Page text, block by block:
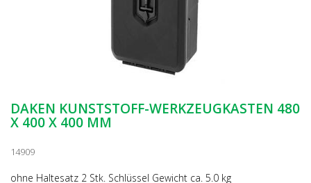
DAKEN KUNSTSTOFF-WERKZEUGKASTEN 480
X 400 X 400 MM
14909
ohne Haltesatz 2 Stk. Schlüssel Gewicht ca. 5.0 kg